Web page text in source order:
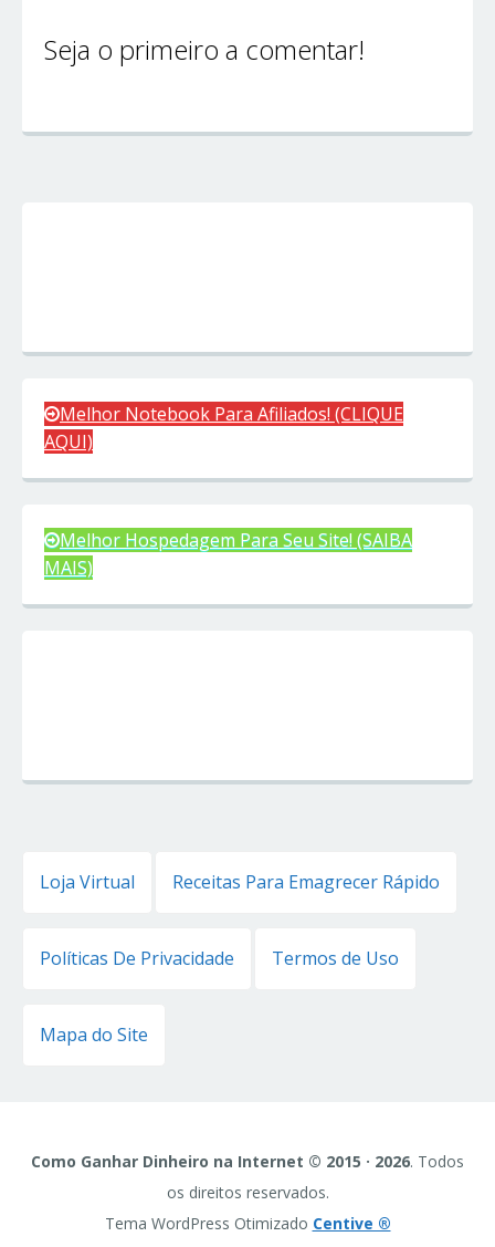
Seja o primeiro a comentar!
Melhor Notebook Para Afiliados! (CLIQUE
AQUI)
Melhor Hospedagem Para Seu Site! (SAIBA
MAIS)
Loja Virtual Receitas Para Emagrecer Rápido
Políticas De Privacidade Termos de Uso
Mapa do Site
Como Ganhar Dinheiro na Internet © 2015 · 2026. Todos
os direitos reservados.
Tema WordPress Otimizado Centive ®